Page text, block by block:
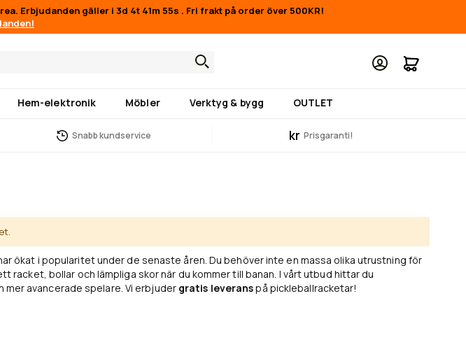
Erbjudanden gäller i 3d 4t 41m 54s . Fri frakt på order över 500KR!
Min
Hem-elektronik Möbler Verktyg & bygg OUTLET
Snabb kundservice kr Prisgaranti!
ökat i popularitet under de senaste åren. Du behöver inte en massa olika utrustning för
racket, bollar och lämpliga skor när du kommer till banan. I vårt utbud hittar du
avancerade spelare. Vi erbjuder gratis leveranspå pickleballracketar!